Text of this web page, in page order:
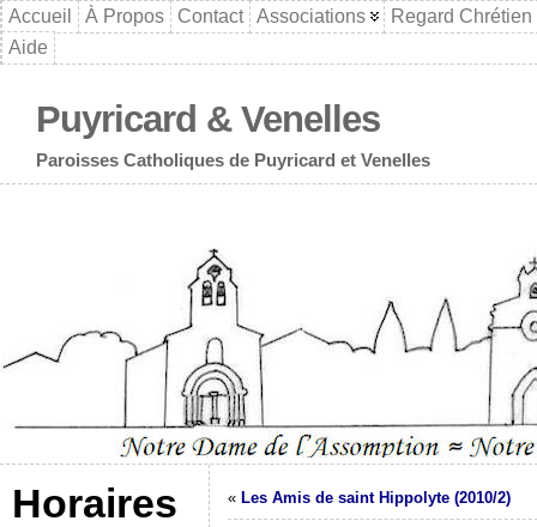
Accueil À Propos Contact Associations
Regard Chrétien
Aide
Puyricard & Venelles
Paroisses Catholiques de Puyricard et Venelles
Horaires
« Les Amis de saint Hippolyte (2010/2)